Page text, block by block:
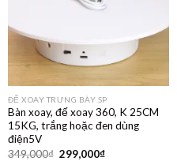
ĐẾ XOAY TRƯNG BÀY SP
Bàn xoay, đế xoay 360, K 25CM
15KG, trắng hoặc đen dùng
điện5V
349,000₫ 299,000₫